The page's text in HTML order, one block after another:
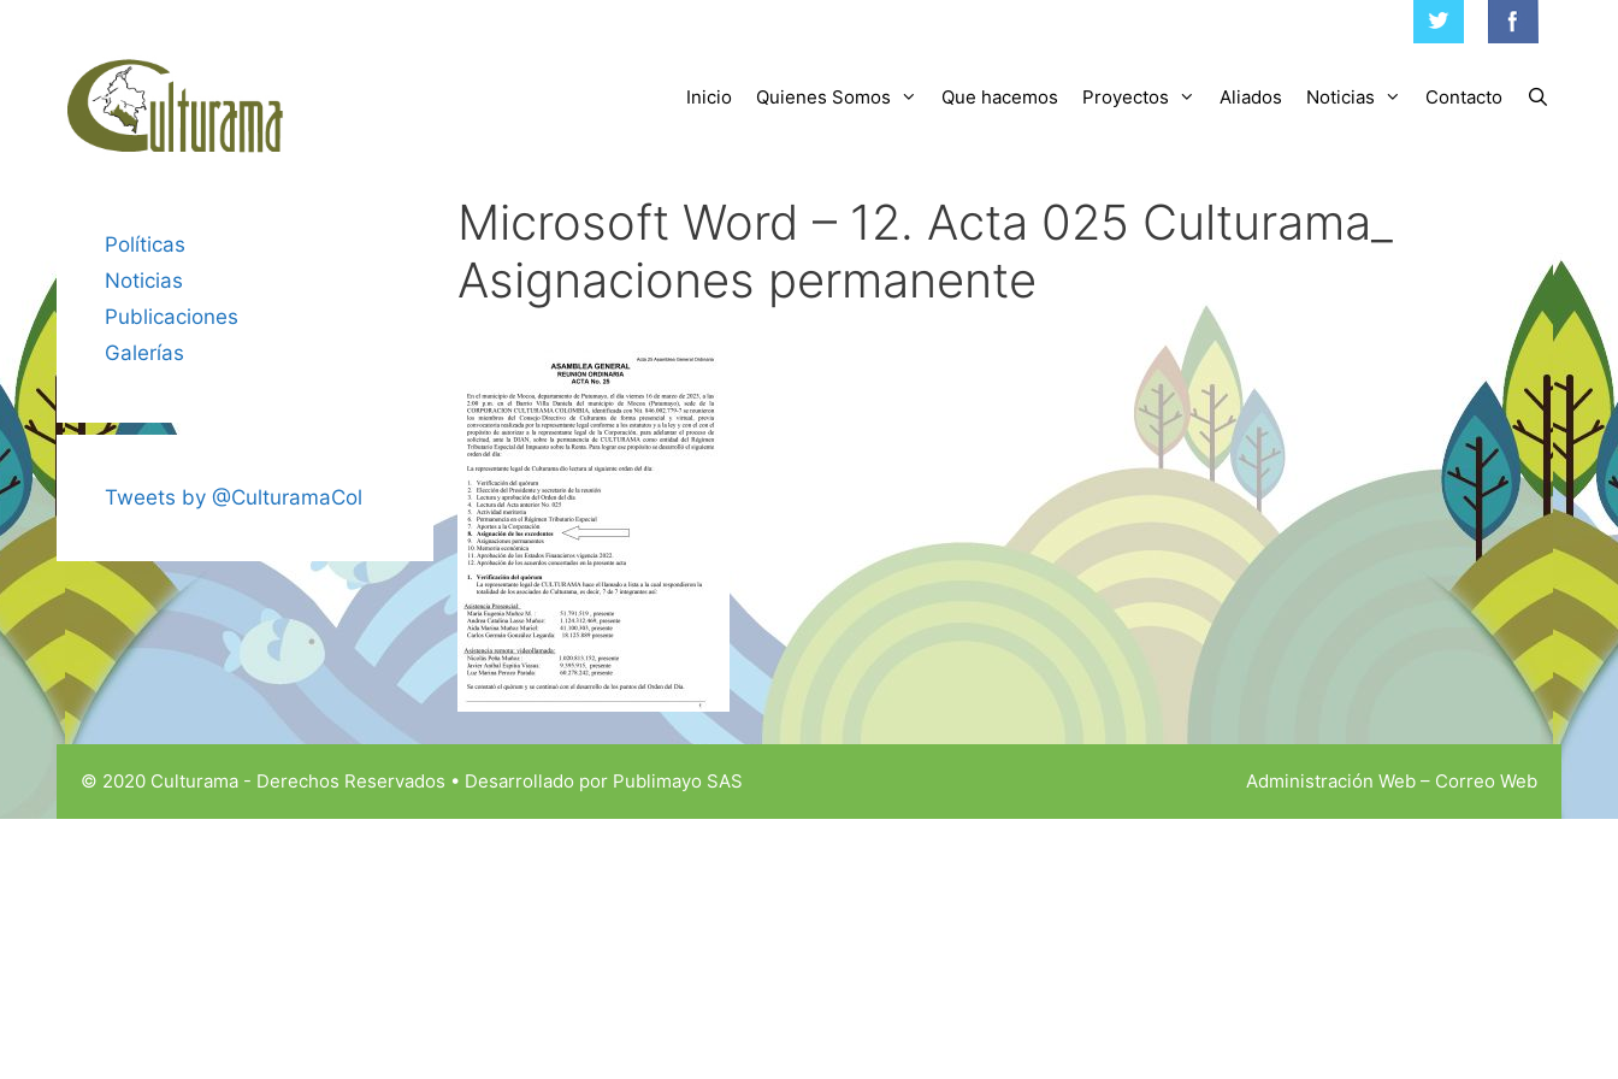
contenido
Inicio Quienes Somos Que hacemos Proyectos Aliados Noticias Contacto
Microsoft Word – 12. Acta 025 Culturama_
Asignaciones permanente
Políticas
Noticias
Publicaciones
Galerías
Tweets by @CulturamaCol
Administración Web – Correo Web
© 2020 Culturama - Derechos Reservados • Desarrollado por Publimayo SAS